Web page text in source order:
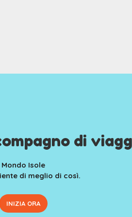
di
Mondo Isole
di meglio di così.
INIZIA ORA